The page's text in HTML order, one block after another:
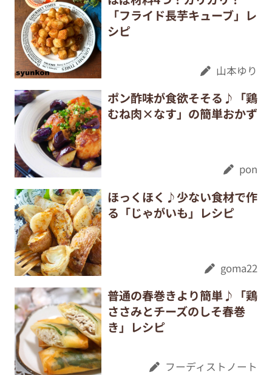
「フライド長芋キューブ」レ
シピ
山本ゆり
ポン酢味が食欲そそる♪「鶏
むね肉×なす」の簡単おかず
pon
ほっくほく♪少ない食材で作
る「じゃがいも」レシピ
goma22
普通の春巻きより簡単♪「鶏
ささみとチーズのしそ春巻
き」レシピ
フーディストノート